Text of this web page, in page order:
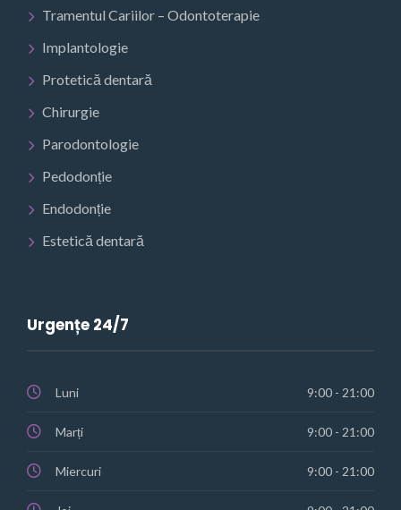
Tramentul Cariilor – Odontoterapie
Implantologie
Protetică dentară
Chirurgie
Parodontologie
Pedodonție
Endodonție
Estetică dentară
Urgențe 24/7
Luni 9:00 - 21:00
Marți 9:00 - 21:00
Miercuri 9:00 - 21:00